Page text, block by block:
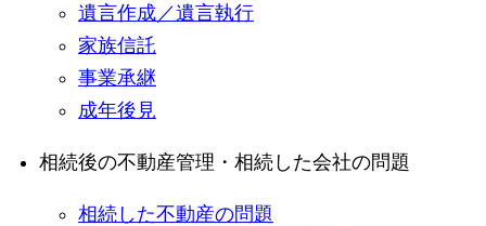
遺言作成／遺言執行
家族信託
事業承継
成年後見
相続後の不動産管理・相続した会社の問題
相続した不動産の問題